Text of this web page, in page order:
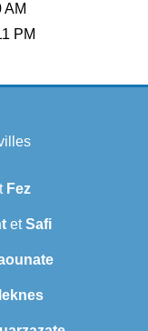
AM
PM
Fez
etSafi